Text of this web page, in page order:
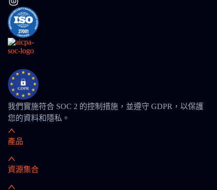
我們實施符合 SOC 2 的控制措施，並遵守 GDPR，以保護
您的資料和隱私。
產品
資源集合